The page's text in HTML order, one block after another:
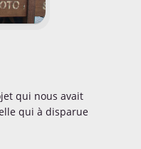
qui nous avait
qui à disparue